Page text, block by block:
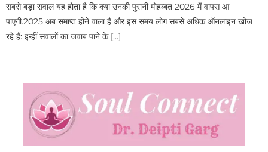
सबसे बड़ा सवाल यह होता है कि क्या उनकी पुरानी मोहब्बत 2026 में वापस आ
पाएगी.2025 अब समाप्त होने वाला है और इस समय लोग सबसे अधिक ऑनलाइन खोज
रहे हैं: इन्हीं सवालों का जवाब पाने के […]